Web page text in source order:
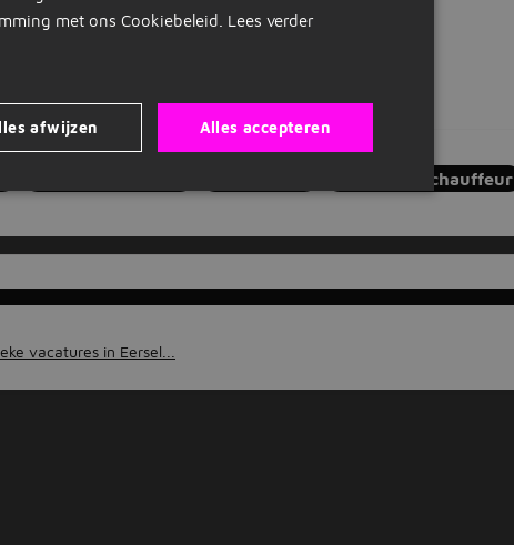
Heftruckchauffeur
vacatures in Eersel...
met ons Cookiebeleid. Lees verder
Alles accepteren
afwijzen